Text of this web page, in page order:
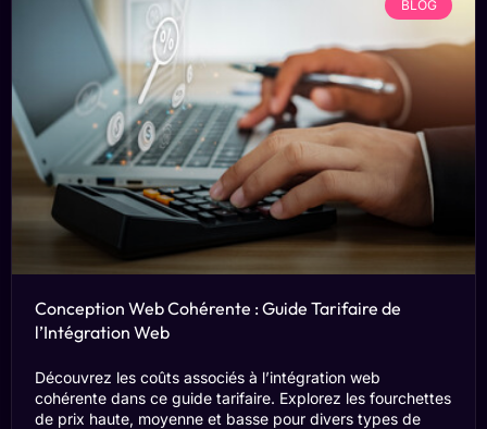
BLOG
Conception Web Cohérente : Guide Tarifaire de
l’Intégration Web
Découvrez les coûts associés à l’intégration web
cohérente dans ce guide tarifaire. Explorez les fourchettes
de prix haute, moyenne et basse pour divers types de